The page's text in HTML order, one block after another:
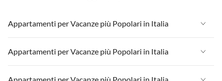
Appartamenti per Vacanze più Popolari in Italia
Appartamenti per Vacanze in Italia
Appartamenti per Vacanze in Liguria
Appartamenti per Vacanze più Popolari in Italia
Appartamenti per Vacanze in Italia